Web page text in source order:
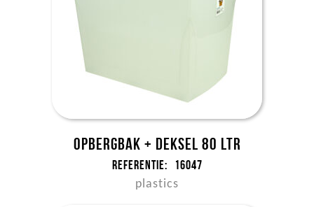
Opbergbak + deksel 80 ltr
Referentie: 16047
plastics